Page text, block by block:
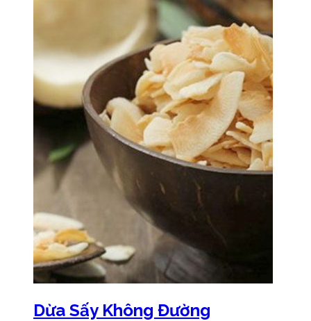
Dừa Sấy Không Đường